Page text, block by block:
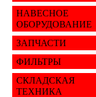
НАВЕСНОЕ
ОБОРУДОВАНИЕ
ЗАПЧАСТИ
ФИЛЬТРЫ
СКЛАДСКАЯ
ТЕХНИКА